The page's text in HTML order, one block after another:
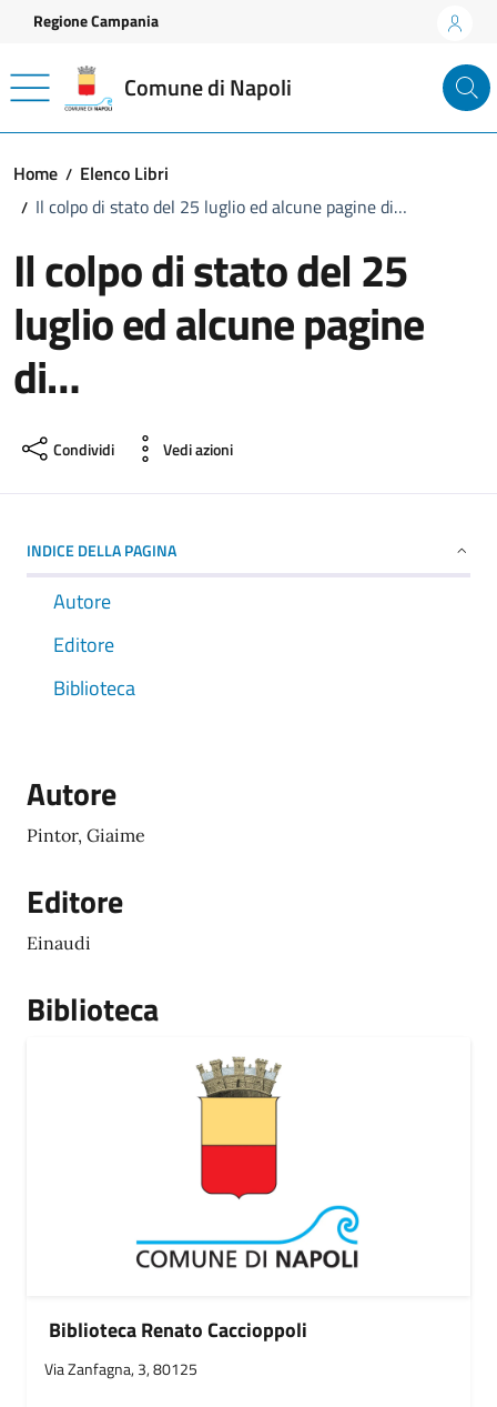
Vai ai contenuti
Vai al footer
Regione Campania
Comune di Napoli
Home
Elenco Libri
Il colpo di stato del 25 luglio ed alcune pagine di…
Il colpo di stato del 25
luglio ed alcune pagine
di…
Condividi Vedi azioni
INDICE DELLA PAGINA
Autore
Editore
Biblioteca
Autore
Pintor, Giaime
Editore
Einaudi
Biblioteca
Biblioteca Renato Caccioppoli
Via Zanfagna, 3, 80125